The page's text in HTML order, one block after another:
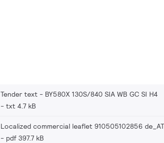
Tender text - BY580X 130S/840 SIA WB GC SI H4
txt 4.7 kB
Localized commercial leaflet 910505102856 de_AT
pdf 397.7 kB